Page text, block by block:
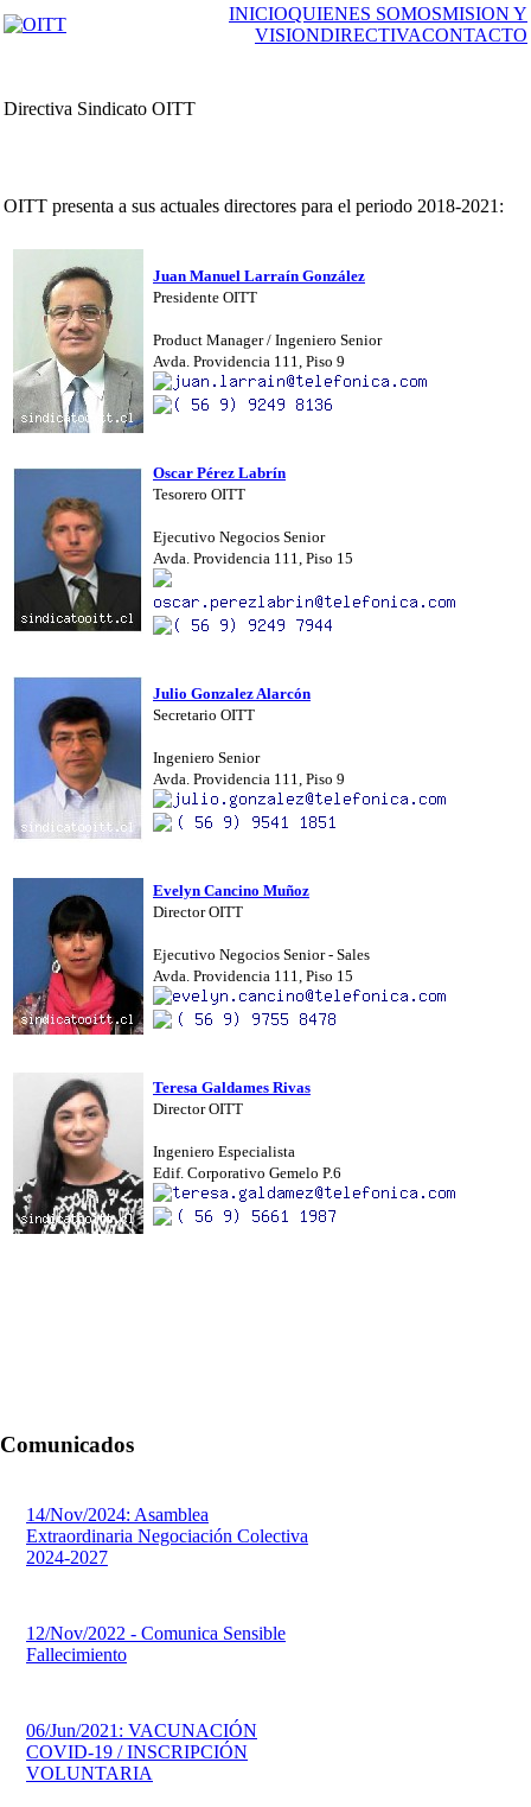
INICIOQUIENES SOMOSMISION Y
VISIONDIRECTIVACONTACTO
Directiva Sindicato OITT
OITT presenta a sus actuales directores para el periodo 2018-2021:
Juan Manuel Larraín González
Presidente OITT
Product Manager / Ingeniero Senior
Avda. Providencia 111, Piso 9
Oscar Pérez Labrín
Tesorero OITT
Ejecutivo Negocios Senior
Avda. Providencia 111, Piso 15
Julio Gonzalez Alarcón
Secretario OITT
Ingeniero Senior
Avda. Providencia 111, Piso 9
Evelyn Cancino Muñoz
Director OITT
Ejecutivo Negocios Senior - Sales
Avda. Providencia 111, Piso 15
Teresa Galdames Rivas
Director OITT
Ingeniero Especialista
Edif. Corporativo Gemelo P.6
Comunicados
14/Nov/2024: Asamblea
Extraordinaria Negociación Colectiva
2024-2027
12/Nov/2022 - Comunica Sensible
Fallecimiento
06/Jun/2021: VACUNACIÓN
COVID-19 / INSCRIPCIÓN
VOLUNTARIA